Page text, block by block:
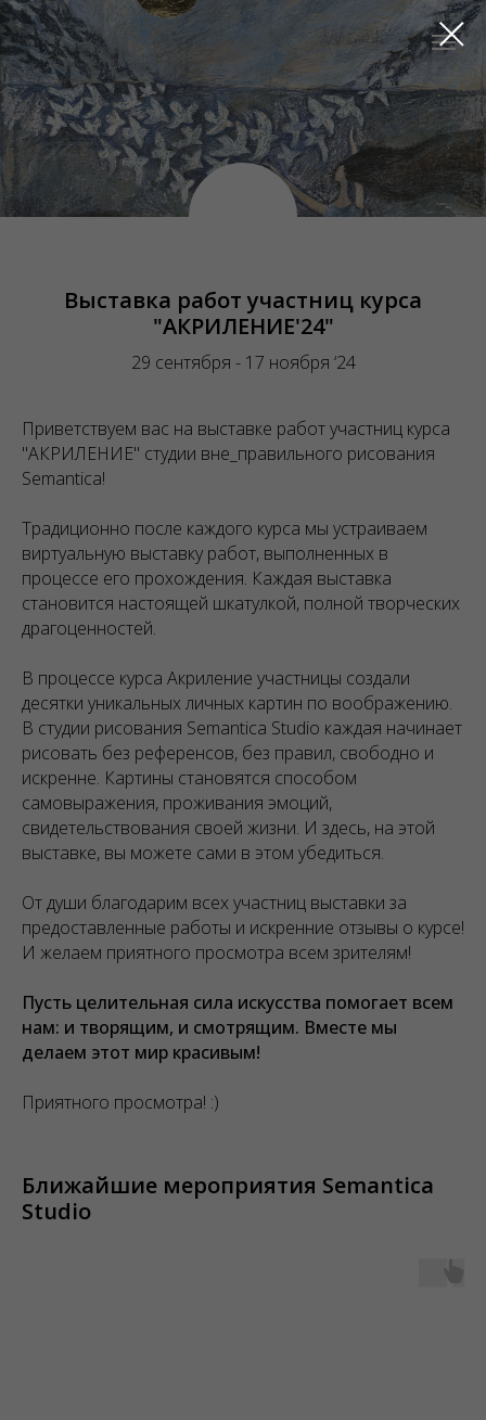
Выставка работ участниц курса
"АКРИЛЕНИЕ'24"
29 сентября - 17 ноября ‘24
Приветствуем вас на выставке работ участниц курса
"АКРИЛЕНИЕ" студии вне_правильного рисования
Semantica!
Традиционно после каждого курса мы устраиваем
виртуальную выставку работ, выполненных в
процессе его прохождения. Каждая выставка
становится настоящей шкатулкой, полной творческих
драгоценностей.
В процессе курса Акриление участницы создали
десятки уникальных личных картин по воображению.
В студии рисования Semantica Studio каждая начинает
рисовать без референсов, без правил, свободно и
искренне. Картины становятся способом
самовыражения, проживания эмоций,
свидетельствования своей жизни. И здесь, на этой
выставке, вы можете сами в этом убедиться.
От души благодарим всех участниц выставки за
предоставленные работы и искренние отзывы о курсе!
И желаем приятного просмотра всем зрителям!
Пусть целительная сила искусства помогает всем
нам: и творящим, и смотрящим. Вместе мы
делаем этот мир красивым!
Приятного просмотра! :)
Ближайшие мероприятия Semantica
Studio